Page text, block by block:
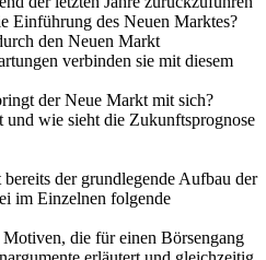
Einführung des Neuen Marktes?
den Neuen Markt
verbinden sie mit diesem
der Neue Markt mit sich?
wie sieht die Zukunftsprognose
der grundlegende Aufbau der
im Einzelnen folgende
die für einen Börsengang